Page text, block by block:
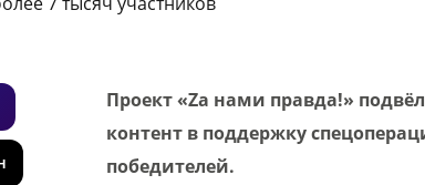
Проект «Zа нами правда!»
контент в поддержку
победителей.